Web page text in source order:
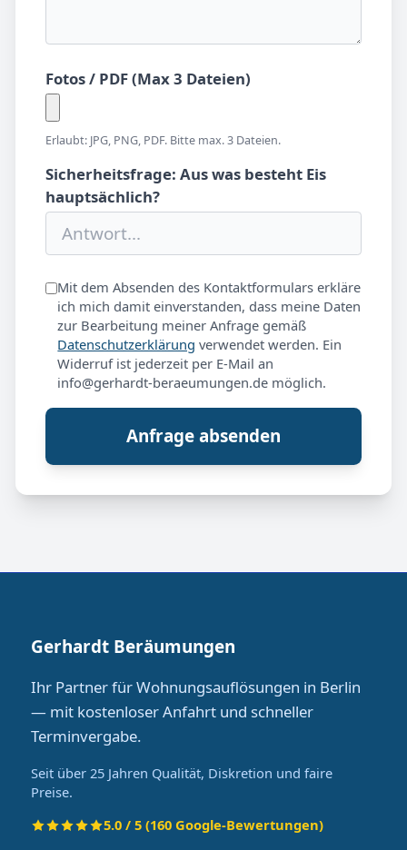
Fotos / PDF (Max 3 Dateien)
Erlaubt: JPG, PNG, PDF. Bitte max. 3 Dateien.
Sicherheitsfrage: Aus was besteht Eis
hauptsächlich?
Mit dem Absenden des Kontaktformulars erkläre
ich mich damit einverstanden, dass meine Daten
zur Bearbeitung meiner Anfrage gemäß
Datenschutzerklärung verwendet werden. Ein
Widerruf ist jederzeit per E-Mail an
info@gerhardt-beraeumungen.de möglich.
Anfrage absenden
Gerhardt Beräumungen
Ihr Partner für Wohnungsauflösungen in Berlin
— mit kostenloser Anfahrt und schneller
Terminvergabe.
Seit über 25 Jahren Qualität, Diskretion und faire
Preise.
5.0 / 5 (160 Google-Bewertungen)